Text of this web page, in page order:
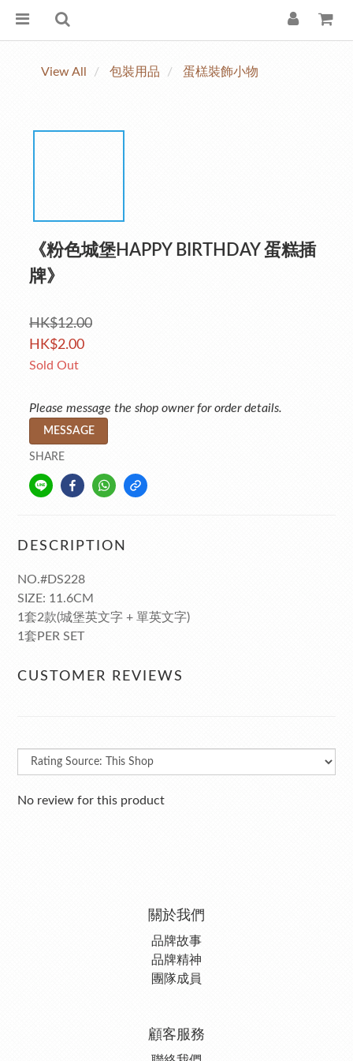
View All 包裝用品 蛋榚裝飾小物
《粉色城堡HAPPY BIRTHDAY 蛋糕插
牌》
HK$12.00
HK$2.00
Sold Out
Please message the shop owner for order details.
MESSAGE
SHARE
DESCRIPTION
NO.#DS228
SIZE: 11.6CM
1套2款(城堡英文字 + 單英文字)
1套PER SET
CUSTOMER REVIEWS
No review for this product
關於我們
品牌故事
品牌精神
團隊成員
顧客服務